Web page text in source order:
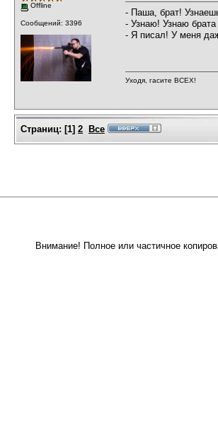
Offline
Сообщений: 3396
- Паша, брат!
- Узнаю! Узнаю
- Я писал! У меня
Уходя, гасите ВСЕХ!
Страниц: [1] 2 Все
Внимание! Полное или частичное